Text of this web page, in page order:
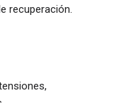
recuperación.